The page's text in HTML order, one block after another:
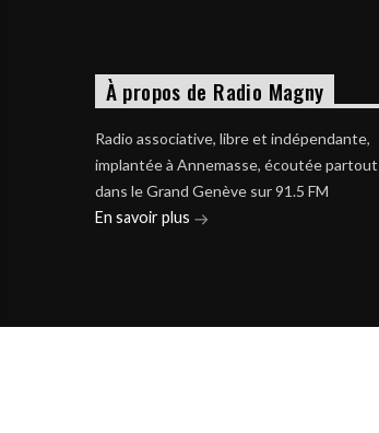
À propos de Radio Magny
Radio associative, libre et indépendante,
implantée à Annemasse, écoutée partout
dans le Grand Genève sur 91.5 FM
En savoir plus